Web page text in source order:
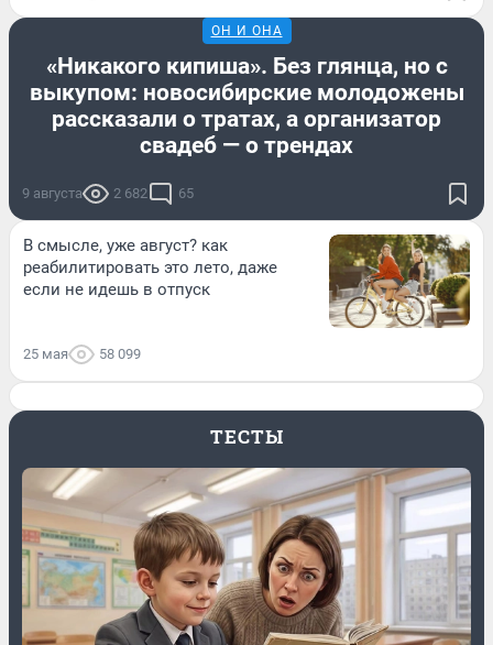
ОН И ОНА
«Никакого кипиша». Без глянца, но с
выкупом: новосибирские молодожены
рассказали о тратах, а организатор
свадеб — о трендах
9 августа 2 682 65
В смысле, уже август? как
реабилитировать это лето, даже
если не идешь в отпуск
25 мая 58 099
ТЕСТЫ